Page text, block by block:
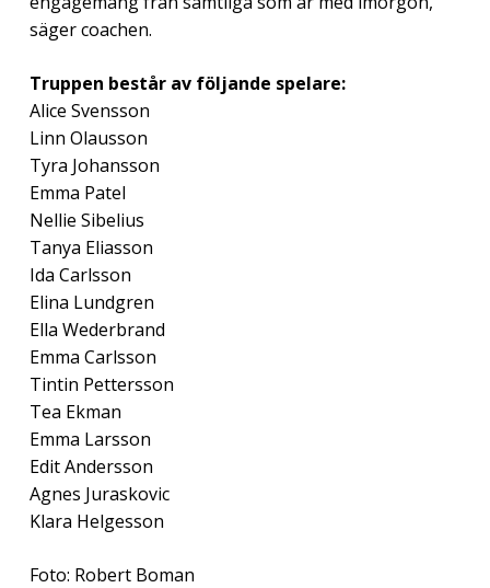
säger coachen.
Truppen består av följande spelare:
Alice Svensson
Linn Olausson
Tyra Johansson
Emma Patel
Nellie Sibelius
Tanya Eliasson
Ida Carlsson
Elina Lundgren
Ella Wederbrand
Emma Carlsson
Tintin Pettersson
Tea Ekman
Emma Larsson
Edit Andersson
Agnes Juraskovic
Klara Helgesson
Foto: Robert Boman